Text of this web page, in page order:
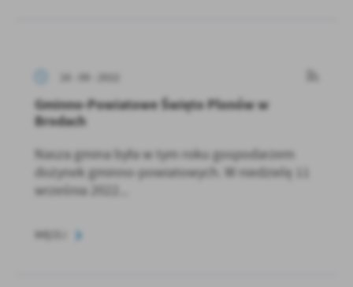
16 - 09 - 2022
Gminno-Powiatowe Święto Plonów w
Brodach
Nasza gmina była w tym roku gospodarzem
dożynek gminno-powiatowych. W niedzielę 11
września 2022...
WIĘCEJ